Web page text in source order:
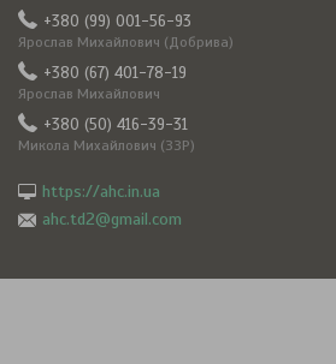
+380 (99) 001-56-93
Ярослав Михайлович (Добрива)
+380 (67) 401-78-19
Ярослав Михайлович
+380 (50) 416-39-31
Микола Михайлович (ЗЗР)
https://ahc.in.ua
ahc.td2@gmail.com